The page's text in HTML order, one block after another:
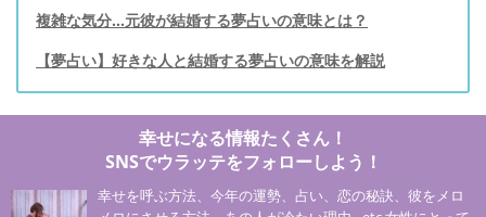
複雑な気分…元彼が結婚する夢占いの意味とは？
【夢占い】好きな人と結婚する夢占いの意味を解説
幸せになる情報たくさん！
SNSでウラッテをフォローしよう！
幸せを呼ぶ方法、今年の運勢、占い、恋の秘訣、彼をメロ